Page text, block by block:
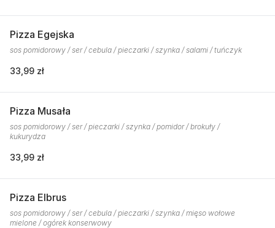
Pizza Egejska
sos pomidorowy / ser / cebula / pieczarki / szynka / salami / tuńczyk
33,99 zł
Pizza Musała
sos pomidorowy / ser / pieczarki / szynka / pomidor / brokuły /
kukurydza
33,99 zł
Pizza Elbrus
sos pomidorowy / ser / cebula / pieczarki / szynka / mięso wołowe
mielone / ogórek konserwowy